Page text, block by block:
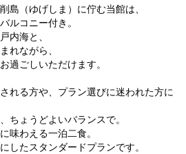
島（ゆげしま）に佇む当館は、
ルコニー付き。
内海と、
れながら、
過ごしいただけます。
れる方や、プラン選びに迷われた方に
ちょうどよいバランスで。
味わえる一泊二食。
したスタンダードプランです。